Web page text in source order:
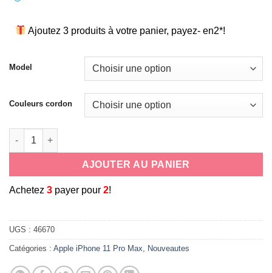
Ajoutez 3 produits à votre panier, payez- en2*!
Model
Couleurs cordon
quantité de coque cordon tour de cou/bandoulière pour Apple
AJOUTER AU PANIER
Achetez 3 payer pour 2!
UGS : 46670
Catégories : Apple iPhone 11 Pro Max Nouveautes